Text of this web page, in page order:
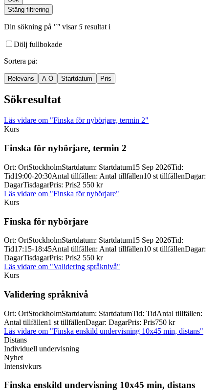
Stäng filtrering
Din sökning på "" visar5 resultat i
Dölj fullbokade
Sortera på:
Relevans A-Ö Startdatum Pris
Sökresultat
Läs vidare om "Finska för nybörjare, termin 2"
Kurs
Finska för nybörjare, termin 2
Ort: OrtStockholmStartdatum: Startdatum15 Sep 2026Tid:
Tid19:00-20:30Antal tillfällen: Antal tillfällen10 st tillfällenDagar:
DagarTisdagarPris: Pris2 550 kr
Läs vidare om "Finska för nybörjare"
Kurs
Finska för nybörjare
Ort: OrtStockholmStartdatum: Startdatum15 Sep 2026Tid:
Tid17:15-18:45Antal tillfällen: Antal tillfällen10 st tillfällenDagar:
DagarTisdagarPris: Pris2 550 kr
Läs vidare om "Validering språknivå"
Kurs
Validering språknivå
Ort: OrtStockholmStartdatum: StartdatumTid: TidAntal tillfällen:
Antal tillfällen1 st tillfällenDagar: DagarPris: Pris750 kr
Läs vidare om "Finska enskild undervisning 10x45 min, distans"
Distans
Individuell undervisning
Nyhet
Intensivkurs
Finska enskild undervisning 10x45 min, distans